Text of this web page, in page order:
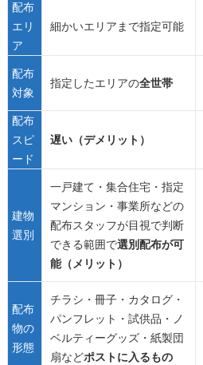
配布
エリ
ア
細かいエリアまで指定可能
配布
対象
指定したエリアの全世帯
配布
スピ
ード
遅い（デメリット）
建物
選別
一戸建て・集合住宅・指定
マンション・事業所などの
配布スタッフが目視で判断
できる範囲で選別配布が可
能（メリット）
配布
物の
形態
チラシ・冊子・カタログ・
パンフレット・試供品・ノ
ベルティーグッズ・紙製団
扇などポストに入るもの